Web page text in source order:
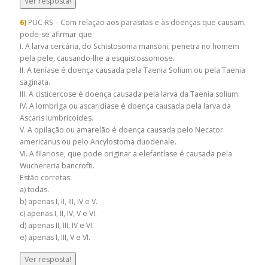
6) PUC-RS – Com relação aos parasitas e às doenças que causam,
pode-se afirmar que:
I. A larva cercária, do Schistosoma mansoni, penetra no homem
pela pele, causando-lhe a esquistossomose.
II. A teníase é doença causada pela Taenia Solium ou pela Taenia
saginata.
III. A cisticercose é doença causada pela larva da Taenia solium.
IV. A lombriga ou ascaridíase é doença causada pela larva da
Ascaris lumbricoides.
V. A opilação ou amarelão é doença causada pelo Necator
americanus ou pelo Ancylostoma duodenale.
VI. A filariose, que pode originar a elefantíase é causada pela
Wuchereria bancrofti.
Estão corretas:
a) todas.
b) apenas I, II, III, IV e V.
c) apenas I, II, IV, V e VI.
d) apenas II, III, IV e VI.
e) apenas I, III, V e VI.
Ver resposta!